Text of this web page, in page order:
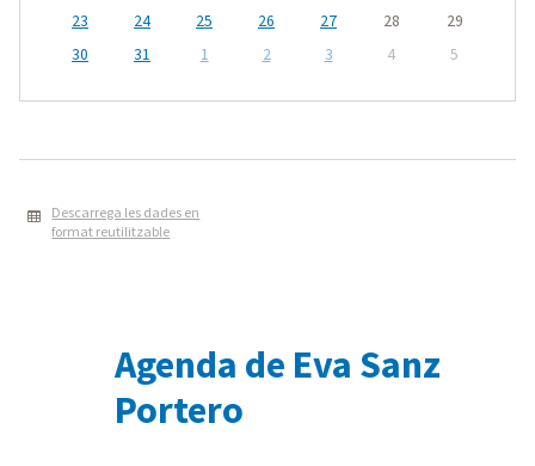
23
24 25 26 27 28
29
30
31 1 2 3 4 5
Descarrega les dades en
format reutilitzable
Agenda de Eva Sanz
Portero